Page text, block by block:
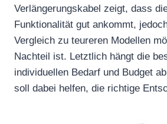
Verlängerungskabel zeigt, dass
Funktionalität gut ankommt,
Vergleich zu teureren Modellen
Nachteil ist. Letztlich hängt die
individuellen Bedarf und Budget
soll dabei helfen, die richtige